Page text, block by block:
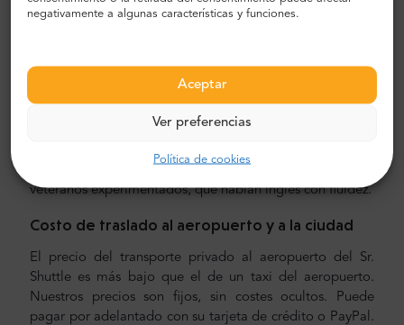
negativamente a algunas características y funciones.
Aceptar
Ver preferencias
Política de cookies
navegar por la ciudad y encontrar su camino.
¿Busca un traslado al aeropuerto confiable y asequible?
Reserve uno con Mr.Shuttle, uno de los usuarios de
transporte puerta a puerta en minivans y minibuses
nuevos, modernos y cómodos con aire acondicionado.
veteranos experimentados, que hablan inglés con fluidez.
Costo de traslado al aeropuerto y a la ciudad
El precio del transporte privado al aeropuerto del Sr.
Shuttle es más bajo que el de un taxi del aeropuerto.
Nuestros precios son fijos, sin costes ocultos. Puede
pagar por adelantado con su tarjeta de crédito o PayPal.